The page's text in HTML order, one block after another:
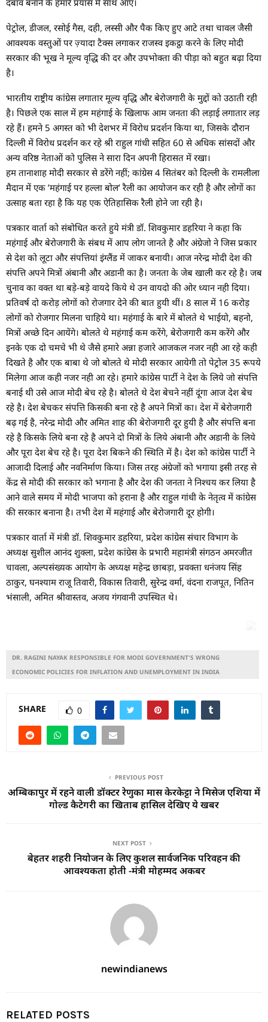
पेट्रोल, डीजल, रसोई गैस, दही, लस्सी और पैक किए हुए आटे तथा चावल जैसी
आवश्यक वस्तुओं पर ज़्यादा टैक्स लगाकर राजस्व इकट्ठा करने के लिए मोदी
सरकार की भूख ने मूल्य वृद्धि की दर और उपभोक्ता की पीड़ा को बहुत बढ़ा दिया
है।
भारतीय राष्ट्रीय कांग्रेस लगातार मूल्य वृद्धि और बेरोजगारी के मुद्दों को उठाती रही
है। पिछले एक साल में हम महंगाई के खिलाफ आम जनता की लड़ाई लगातार लड़
रहे हैं। हमने 5 अगस्त को भी देशभर में विरोध प्रदर्शन किया था, जिसके दौरान
दिल्ली में विरोध प्रदर्शन कर रहे श्री राहुल गांधी सहित 60 से अधिक सांसदों और
अन्य वरिष्ठ नेताओं को पुलिस ने सारा दिन अपनी हिरासत में रखा।
हम तानाशाह मोदी सरकार से डरेंगे नहीं; कांग्रेस 4 सितंबर को दिल्ली के रामलीला
मैदान में एक ’महंगाई पर हल्ला बोल’ रैली का आयोजन कर रही है और लोगों का
उत्साह बता रहा है कि यह एक ऐतिहासिक रैली होने जा रही है।
पत्रकार वार्ता को संबोधित करते हुये मंत्री डॉ. शिवकुमार डहरिया ने कहा कि
महंगाई और बेरोजगारी के संबध में आप लोग जानते है और अंग्रेजो ने जिस प्रकार
से देश को लूटा और संपत्तियां इंग्लैंड में जाकर बनायी। आज नरेन्द्र मोदी देश की
संपत्ति अपने मित्रों अंबानी और अडानी का है। जनता के जेब खाली कर रहे है। जब
चुनाव का वक्त था बड़े-बड़े वायदे किये थे उन वायदो की ओर ध्यान नही दिया।
प्रतिवर्ष दो करोड़ लोगों को रोजगार देने की बात हुयी थीं। 8 साल में 16 करोड़
लोगों को रोजगार मिलना चाहिये था। महंगाई के बारे में बोलते थे भाईयो, बहनो,
मित्रों अच्छे दिन आयेंगे। बोलते थे महंगाई कम करेंगे, बेरोजगारी कम करेंगे और
इनके एक दो चमचे भी थे जैसे हमारे अन्ना हजारे आजकल नजर नही आ रहे कही
दिखते है और एक बाबा थे जो बोलते थे मोदी सरकार आयेगी तो पेट्रोल 35 रूपये
मिलेगा आज कही नजर नही आ रहे। हमारे कांग्रेस पार्टी ने देश के लिये जो संपत्ति
बनाई थी उसे आज मोदी बेच रहे है। बोलते थे देश बेचने नहीं दूंगा आज देश बेच
रहे है। देश बेचकर संपत्ति किसकी बना रहे है अपने मित्रों का। देश में बेरोजगारी
बढ़ गई है, नरेन्द्र मोदी और अमित शाह की बेरोजगारी दूर हुयी है और संपत्ति बना
रहे है किसके लिये बना रहे है अपने दो मित्रों के लिये अंबानी और अडानी के लिये
और पूरा देश बेच रहे है। पूरा देश बिकने की स्थिति में है। देश को कांग्रेस पार्टी ने
आजादी दिलाई और नवनिर्माण किया। जिस तरह अंग्रेजों को भगाया इसी तरह से
केंद्र से मोदी की सरकार को भगाना है और देश की जनता ने निश्चय कर लिया है
आने वाले समय में मोदी भाजपा को हराना है और राहुल गांधी के नेतृत्व में कांग्रेस
की सरकार बनाना है। तभी देश में महंगाई और बेरोजगारी दूर होगी।
पत्रकार वार्ता में मंत्री डॉ. शिवकुमार डहरिया, प्रदेश कांग्रेस संचार विभाग के
अध्यक्ष सुशील आनंद शुक्ला, प्रदेश कांग्रेस के प्रभारी महामंत्री संगठन अमरजीत
चावला, अल्पसंख्यक आयोग के अध्यक्ष महेन्द्र छाबड़ा, प्रवक्ता धनंजय सिंह
ठाकुर, घनश्याम राजू तिवारी, विकास तिवारी, सुरेन्द्र वर्मा, वंदना राजपूत, नितिन
भंसाली, अमित श्रीवास्तव, अजय गंगवानी उपस्थित थे।
DR. RAGINI NAYAK RESPONSIBLE FOR MODI GOVERNMENT'S WRONG
ECONOMIC POLICIES FOR INFLATION AND UNEMPLOYMENT IN INDIA
SHARE 0
PREVIOUS POST
अम्बिकापुर में रहने वाली डॉक्टर रेणुका मास केरकेट्टा ने मिसेज एशिया में
गोल्ड कैटेगरी का खिताब हासिल देखिए ये खबर
NEXT POST
बेहतर शहरी नियोजन के लिए कुशल सार्वजनिक परिवहन की
आवश्यकता होती -मंत्री मोहम्मद अकबर
newindianews
RELATED POSTS